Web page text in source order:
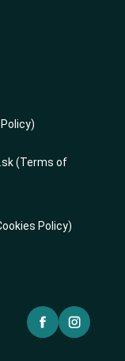
(Terms of
Policy)